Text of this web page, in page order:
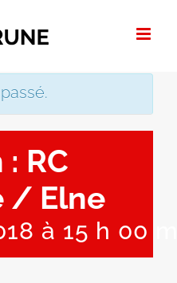
RC
/ Elne
à 15 h 00